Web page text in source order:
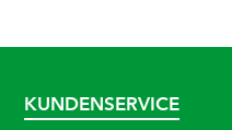
P9273296
KUNDENSERVICE